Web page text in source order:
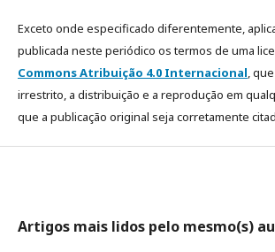
Exceto onde especificado diferentemente,
publicada neste periódico os termos de uma
Commons Atribuição 4.0 Internacional,
irrestrito, a distribuição e a reprodução em
que a publicação original seja corretamente
Artigos mais lidos pelo mesmo(s)